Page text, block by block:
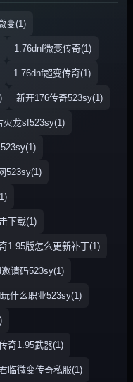
变(1)
1.76dnf微变传奇(1)
1.76dnf超变传奇(1)
新开176传奇523sy(1)
火龙sf523sy(1)
523sy(1)
下载(1)
1.95版怎么更新补丁(1)
请码523sy(1)
什么职业523sy(1)
奇1.95武器(1)
临微变传奇私服(1)